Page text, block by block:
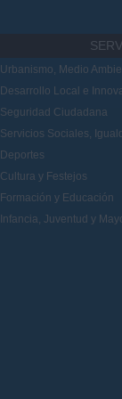
Urbanismo, Medio
Desarrollo Local e
Seguridad Ciudadana
Servicios Sociales,
Deportes
Cultura y Festejos
Formación y Educación
Infancia, Juventud y